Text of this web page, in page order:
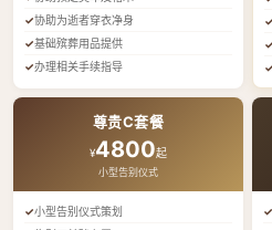
协助为逝者穿衣净身
基础殡葬用品提供
办理相关手续指导
尊贵C套餐
¥4800起
小型告别仪式
小型告别仪式策划